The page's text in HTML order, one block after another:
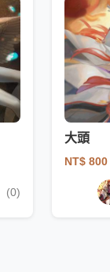
(0)
大頭
NT$ 800